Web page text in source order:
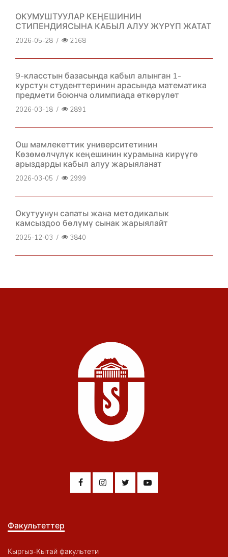
ОКУМУШТУУЛАР КЕҢЕШИНИН
СТИПЕНДИЯСЫНА КАБЫЛ АЛУУ ЖҮРҮП ЖАТАТ
2026-05-28 / 2168
9-класстын базасында кабыл алынган 1-
курстун студенттеринин арасында математика
предмети боюнча олимпиада өткөрүлөт
2026-03-18 / 2891
Ош мамлекеттик университетинин
Көзөмөлчүлүк кеңешинин курамына кирүүгө
арыздарды кабыл алуу жарыяланат
2026-03-05 / 2999
Окутуунун сапаты жана методикалык
камсыздоо бөлүмү сынак жарыялайт
2025-12-03 / 3840
Факультеттер
Кыргыз-Кытай факультети